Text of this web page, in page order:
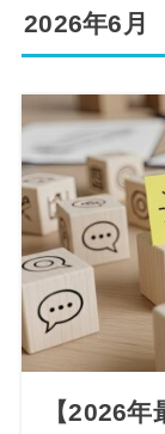
2026年6月
【2026